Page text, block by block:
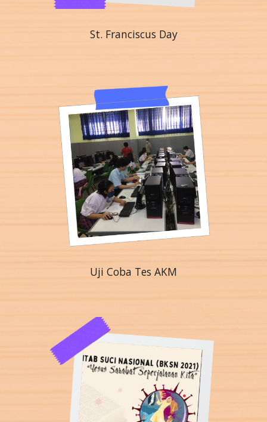
St. Franciscus Day
Uji Coba Tes AKM